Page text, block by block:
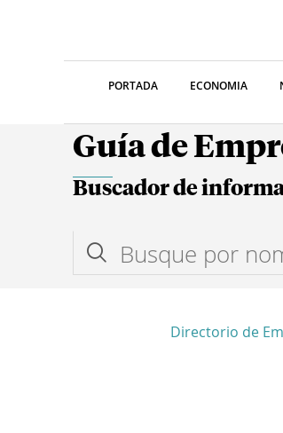
PORTADA ECONOMIA
Guía de
Buscador de
Directorio de